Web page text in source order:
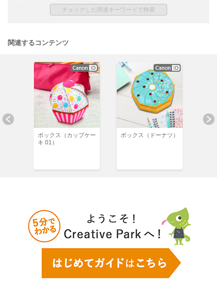
関連するコンテンツ
ボックス（カップケー
キ 01）
ボックス（ドーナツ）